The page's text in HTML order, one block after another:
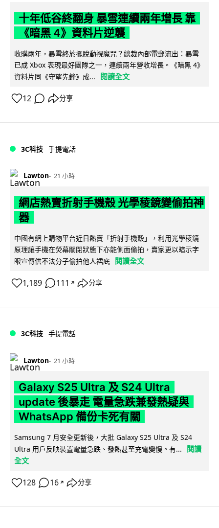
十年低谷終翻身 暴雪連續兩年增長 靠
《暗黑 4》資料片逆襲
收購兩年，暴雪終於擺脫動視魔咒？總裁內部電郵流出：暴雪
已成 Xbox 表現最好團隊之一，連續兩年營收增長。《暗黑 4》
資料片同《守望先鋒》成...
閱讀全文
12 分享
3C科技 手提電話
Lawton 21 小時
網店熱賣折射手機殼 光學稜鏡變偷拍神
器
中國有網上購物平台近日熱賣「折射手機殼」，利用光學稜鏡
原理讓手機在熒幕關閉狀態下亦能側面偷拍，賣家更以暗示字
眼宣傳供不法分子偷拍他人裙底 閱讀全文
1,189 111 ↗ 分享
3C科技 手提電話
Lawton 21 小時
Galaxy S25 Ultra 及 S24 Ultra
update 後暴走 電量急跌兼發熱疑與
WhatsApp 備份卡死有關
Samsung 7 月安全更新後，大批 Galaxy S25 Ultra 及 S24
Ultra 用戶反映裝置電量急跌、發熱甚至充電變慢。有...
閱讀
全文
128 16 ↗ 分享